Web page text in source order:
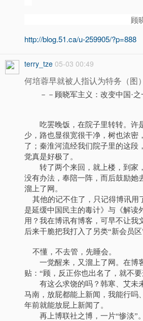
顾晓军 2012-
http://blog.51.ca/u-259905/?p=888
terry_tze 05-03 00:49
何培蓉早就被人指认为特务（图）
－－顾晓军主义：改变中国·之
吃罢晚饭，在院子里转转。许
少，路也显很宽很干净，树也浓密
了；秦淮河流经我们院子里的这段
觉真是好极了。
转了两个来回，就上楼，到家，
没有办法，奉陪一阵，而后鼓励她
溜上了网。
其他的记不住了，只记得博讯用
是延缓中国民主的毒计》与《解读
用？我在博讯有博客，可早不让我
后来干脆把我打入了另类“新会员区
不懂，不去管，先睡会。
一觉醒来，又溜上了网。在博
贴：“顾，反正你也出名了，就不要
有这么求饶的吗？韩寒、艾未
马南，放屁都能上新闻，我能行吗
年前就能放屁上新闻了。
再上博联社之博，一片“惨淡”